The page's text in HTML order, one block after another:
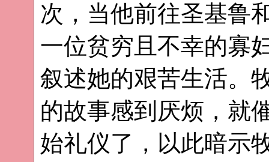
次，当他前往圣基鲁
一位贫穷且不幸的寡
叙述她的艰苦生活。
的故事感到厌烦，就
始礼仪了，以此暗示